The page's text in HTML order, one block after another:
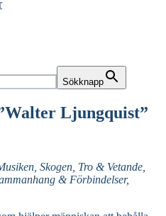
Sökknapp
Ljungquist”
Skogen, Tro & Vetande,
& Förbindelser,